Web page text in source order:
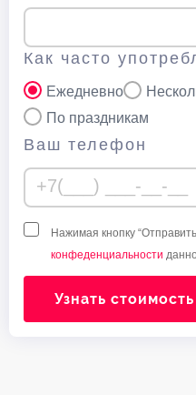
Как часто
Ежедневно
По праздникам
Ваш телефон
Нажимая кнопку
конфеденциальности
Узнать стоимость